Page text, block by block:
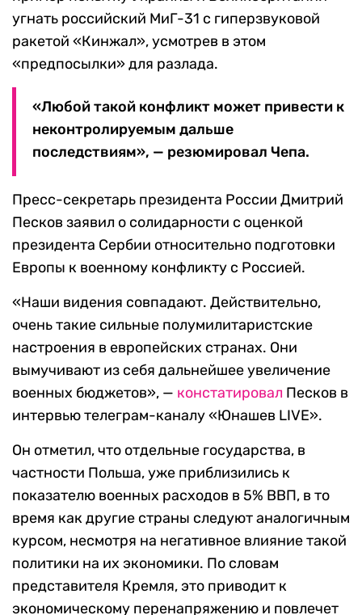
угнать российский МиГ-31 с гиперзвуковой
ракетой «Кинжал», усмотрев в этом
«предпосылки» для разлада.
«Любой такой конфликт может привести к
неконтролируемым дальше
последствиям», — резюмировал Чепа.
Пресс-секретарь президента России Дмитрий
Песков заявил о солидарности с оценкой
президента Сербии относительно подготовки
Европы к военному конфликту с Россией.
«Наши видения совпадают. Действительно,
очень такие сильные полумилитаристские
настроения в европейских странах. Они
вымучивают из себя дальнейшее увеличение
военных бюджетов», — констатировал Песков в
интервью телеграм-каналу «Юнашев LIVE».
Он отметил, что отдельные государства, в
частности Польша, уже приблизились к
показателю военных расходов в 5% ВВП, в то
время как другие страны следуют аналогичным
курсом, несмотря на негативное влияние такой
политики на их экономики. По словам
представителя Кремля, это приводит к
экономическому перенапряжению и повлечет